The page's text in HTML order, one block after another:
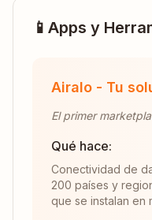
📱 Apps y
Airalo - Tu
El primer
Qué hace:
Conectividad de
200 países y
que se instalan en